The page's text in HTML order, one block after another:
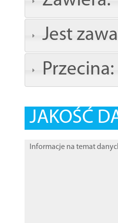
Jest
Przecina:
JAKOŚĆ
Informacje na temat